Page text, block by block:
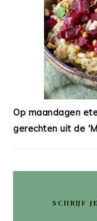
Op maandagen
gerechten uit de
SCHRIJF